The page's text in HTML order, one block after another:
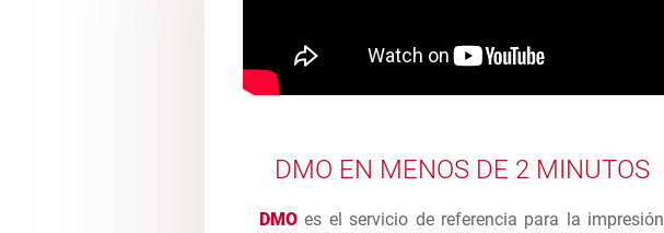
DMO EN MENOS DE 2 MINUTOS
DMO es el servicio de referencia para la impresión